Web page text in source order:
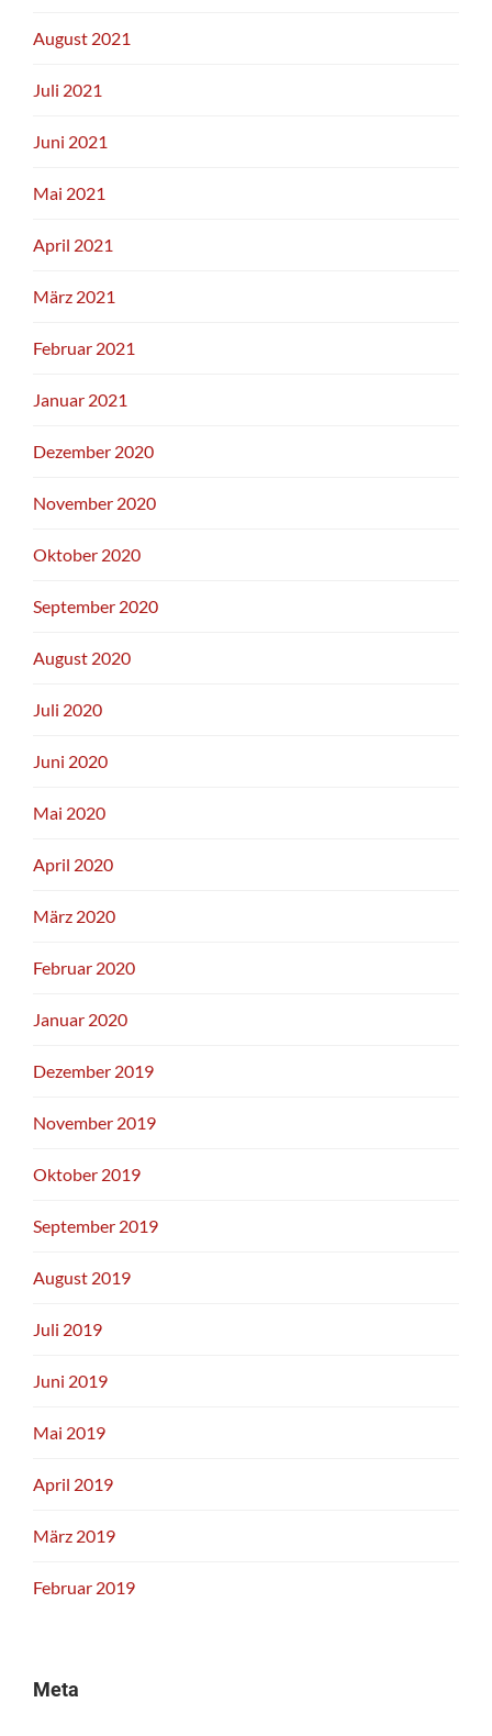
August 2021
Juli 2021
Juni 2021
Mai 2021
April 2021
März 2021
Februar 2021
Januar 2021
Dezember 2020
November 2020
Oktober 2020
September 2020
August 2020
Juli 2020
Juni 2020
Mai 2020
April 2020
März 2020
Februar 2020
Januar 2020
Dezember 2019
November 2019
Oktober 2019
September 2019
August 2019
Juli 2019
Juni 2019
Mai 2019
April 2019
März 2019
Februar 2019
Meta